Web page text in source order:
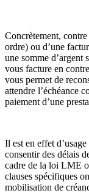
Concrètement,
ordre) ou d’une
une somme d’argent
vous facture en
vous permet de
attendre l’échéance
paiement d’une
Il est en effet
consentir des délais
cadre de la loi LME
clauses spécifiques
mobilisation de